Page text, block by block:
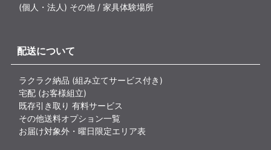
(個人・法人) その他 / 家具体験場所
配送について
ラクラク納品 (組み立てサービス付き)
宅配 (お客様組立)
既存引き取り 有料サービス
その他送料オプション一覧
お届け対象外・曜日限定エリア表